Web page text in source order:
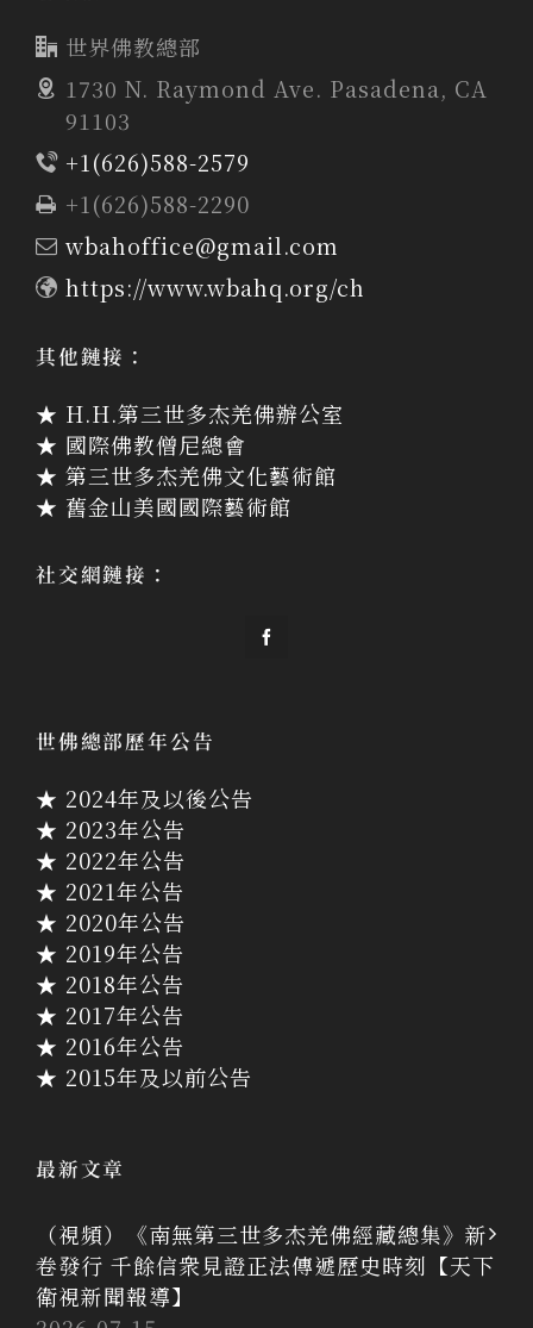
世界佛教總部
1730 N. Raymond Ave. Pasadena, CA
91103
+1(626)588-2579
+1(626)588-2290
wbahoffice@gmail.com
https://www.wbahq.org/ch
其他鏈接：
★ H.H.第三世多杰羌佛辦公室
★ 國際佛教僧尼總會
★ 第三世多杰羌佛文化藝術館
★ 舊金山美國國際藝術館
社交網鏈接：
世佛總部歷年公告
★ 2024年及以後公告
★ 2023年公告
★ 2022年公告
★ 2021年公告
★ 2020年公告
★ 2019年公告
★ 2018年公告
★ 2017年公告
★ 2016年公告
★ 2015年及以前公告
最新文章
（視頻）《南無第三世多杰羌佛經藏總集》新
卷發行 千餘信衆見證正法傳遞歷史時刻【天下
衛視新聞報導】